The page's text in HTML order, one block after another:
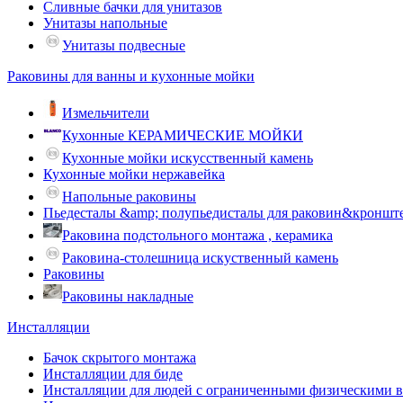
Сливные бачки для унитазов
Унитазы напольные
Унитазы подвесные
Раковины для ванны и кухонные мойки
Измельчители
Кухонные КЕРАМИЧЕСКИЕ МОЙКИ
Кухонные мойки искусственный камень
Кухонные мойки нержавейка
Напольные раковины
Пьедесталы &amp; полупьедисталы для
Раковина подстольного монтажа , керамика
Раковина-столешница искуственный камень
Раковины
Раковины накладные
Инсталляции
Бачок скрытого монтажа
Инсталляции для биде
Инсталляции для людей с ограниченными физическими